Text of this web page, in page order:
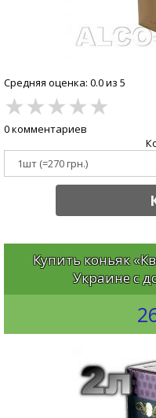
Средняя оценка: 0.0 из 5
★★★★★
0 комментариев
Купить коньяк
Украине с